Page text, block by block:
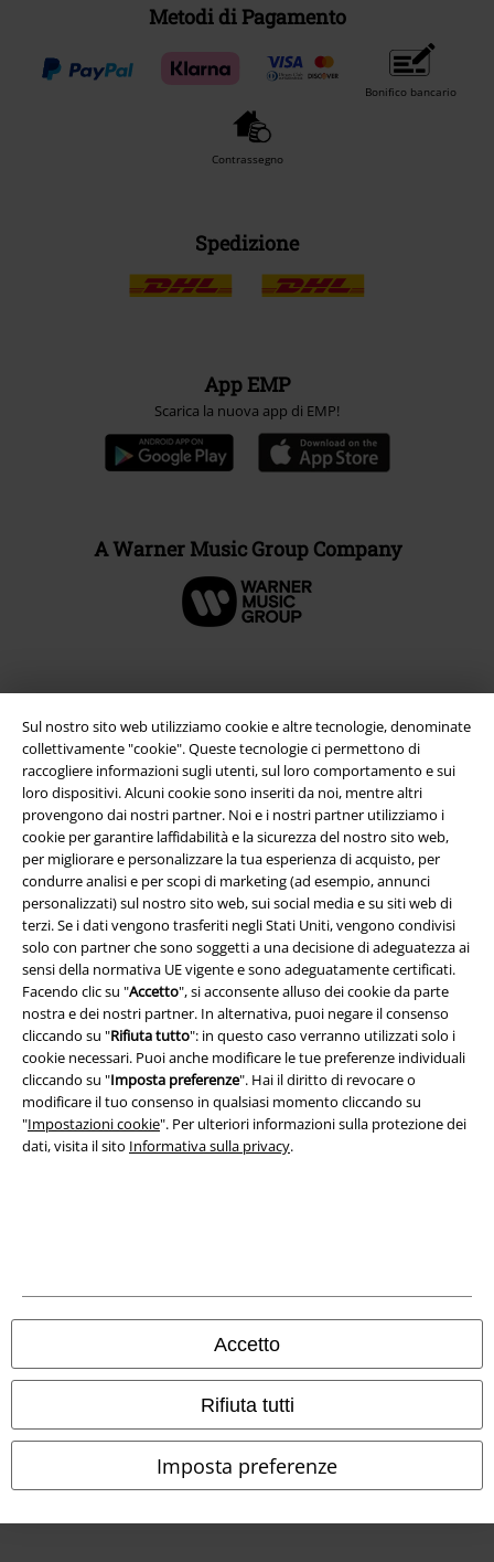
Sul nostro sito web utilizziamo cookie e altre tecnologie, denominate
collettivamente "cookie". Queste tecnologie ci permettono di
raccogliere informazioni sugli utenti, sul loro comportamento e sui
loro dispositivi. Alcuni cookie sono inseriti da noi, mentre altri
provengono dai nostri partner. Noi e i nostri partner utilizziamo i
cookie per garantire laffidabilità e la sicurezza del nostro sito web,
per migliorare e personalizzare la tua esperienza di acquisto, per
condurre analisi e per scopi di marketing (ad esempio, annunci
personalizzati) sul nostro sito web, sui social media e su siti web di
terzi. Se i dati vengono trasferiti negli Stati Uniti, vengono condivisi
solo con partner che sono soggetti a una decisione di adeguatezza ai
sensi della normativa UE vigente e sono adeguatamente certificati.
Facendo clic su "Accetto", si acconsente alluso dei cookie da parte
nostra e dei nostri partner. In alternativa, puoi negare il consenso
cliccando su "Rifiuta tutto": in questo caso verranno utilizzati solo i
cookie necessari. Puoi anche modificare le tue preferenze individuali
cliccando su "Imposta preferenze". Hai il diritto di revocare o
modificare il tuo consenso in qualsiasi momento cliccando su
"Impostazioni cookie". Per ulteriori informazioni sulla protezione dei
dati, visita il sito Informativa sulla privacy.
Accetto
Rifiuta tutti
Imposta preferenze
Metodi di Pagamento
Bonifico bancario
Contrassegno
Spedizione
App EMP
Scarica la nuova app di EMP!
A Warner Music Group Company
Info legali
Termini & Condizioni
Redazione
Legge sulla Privacy
Smaltimento rifiuti e protezione dell’ambiente
Dichiarazione di Conformità
Informazioni sull'accessibilità
Gli altri shop EMP nel mondo